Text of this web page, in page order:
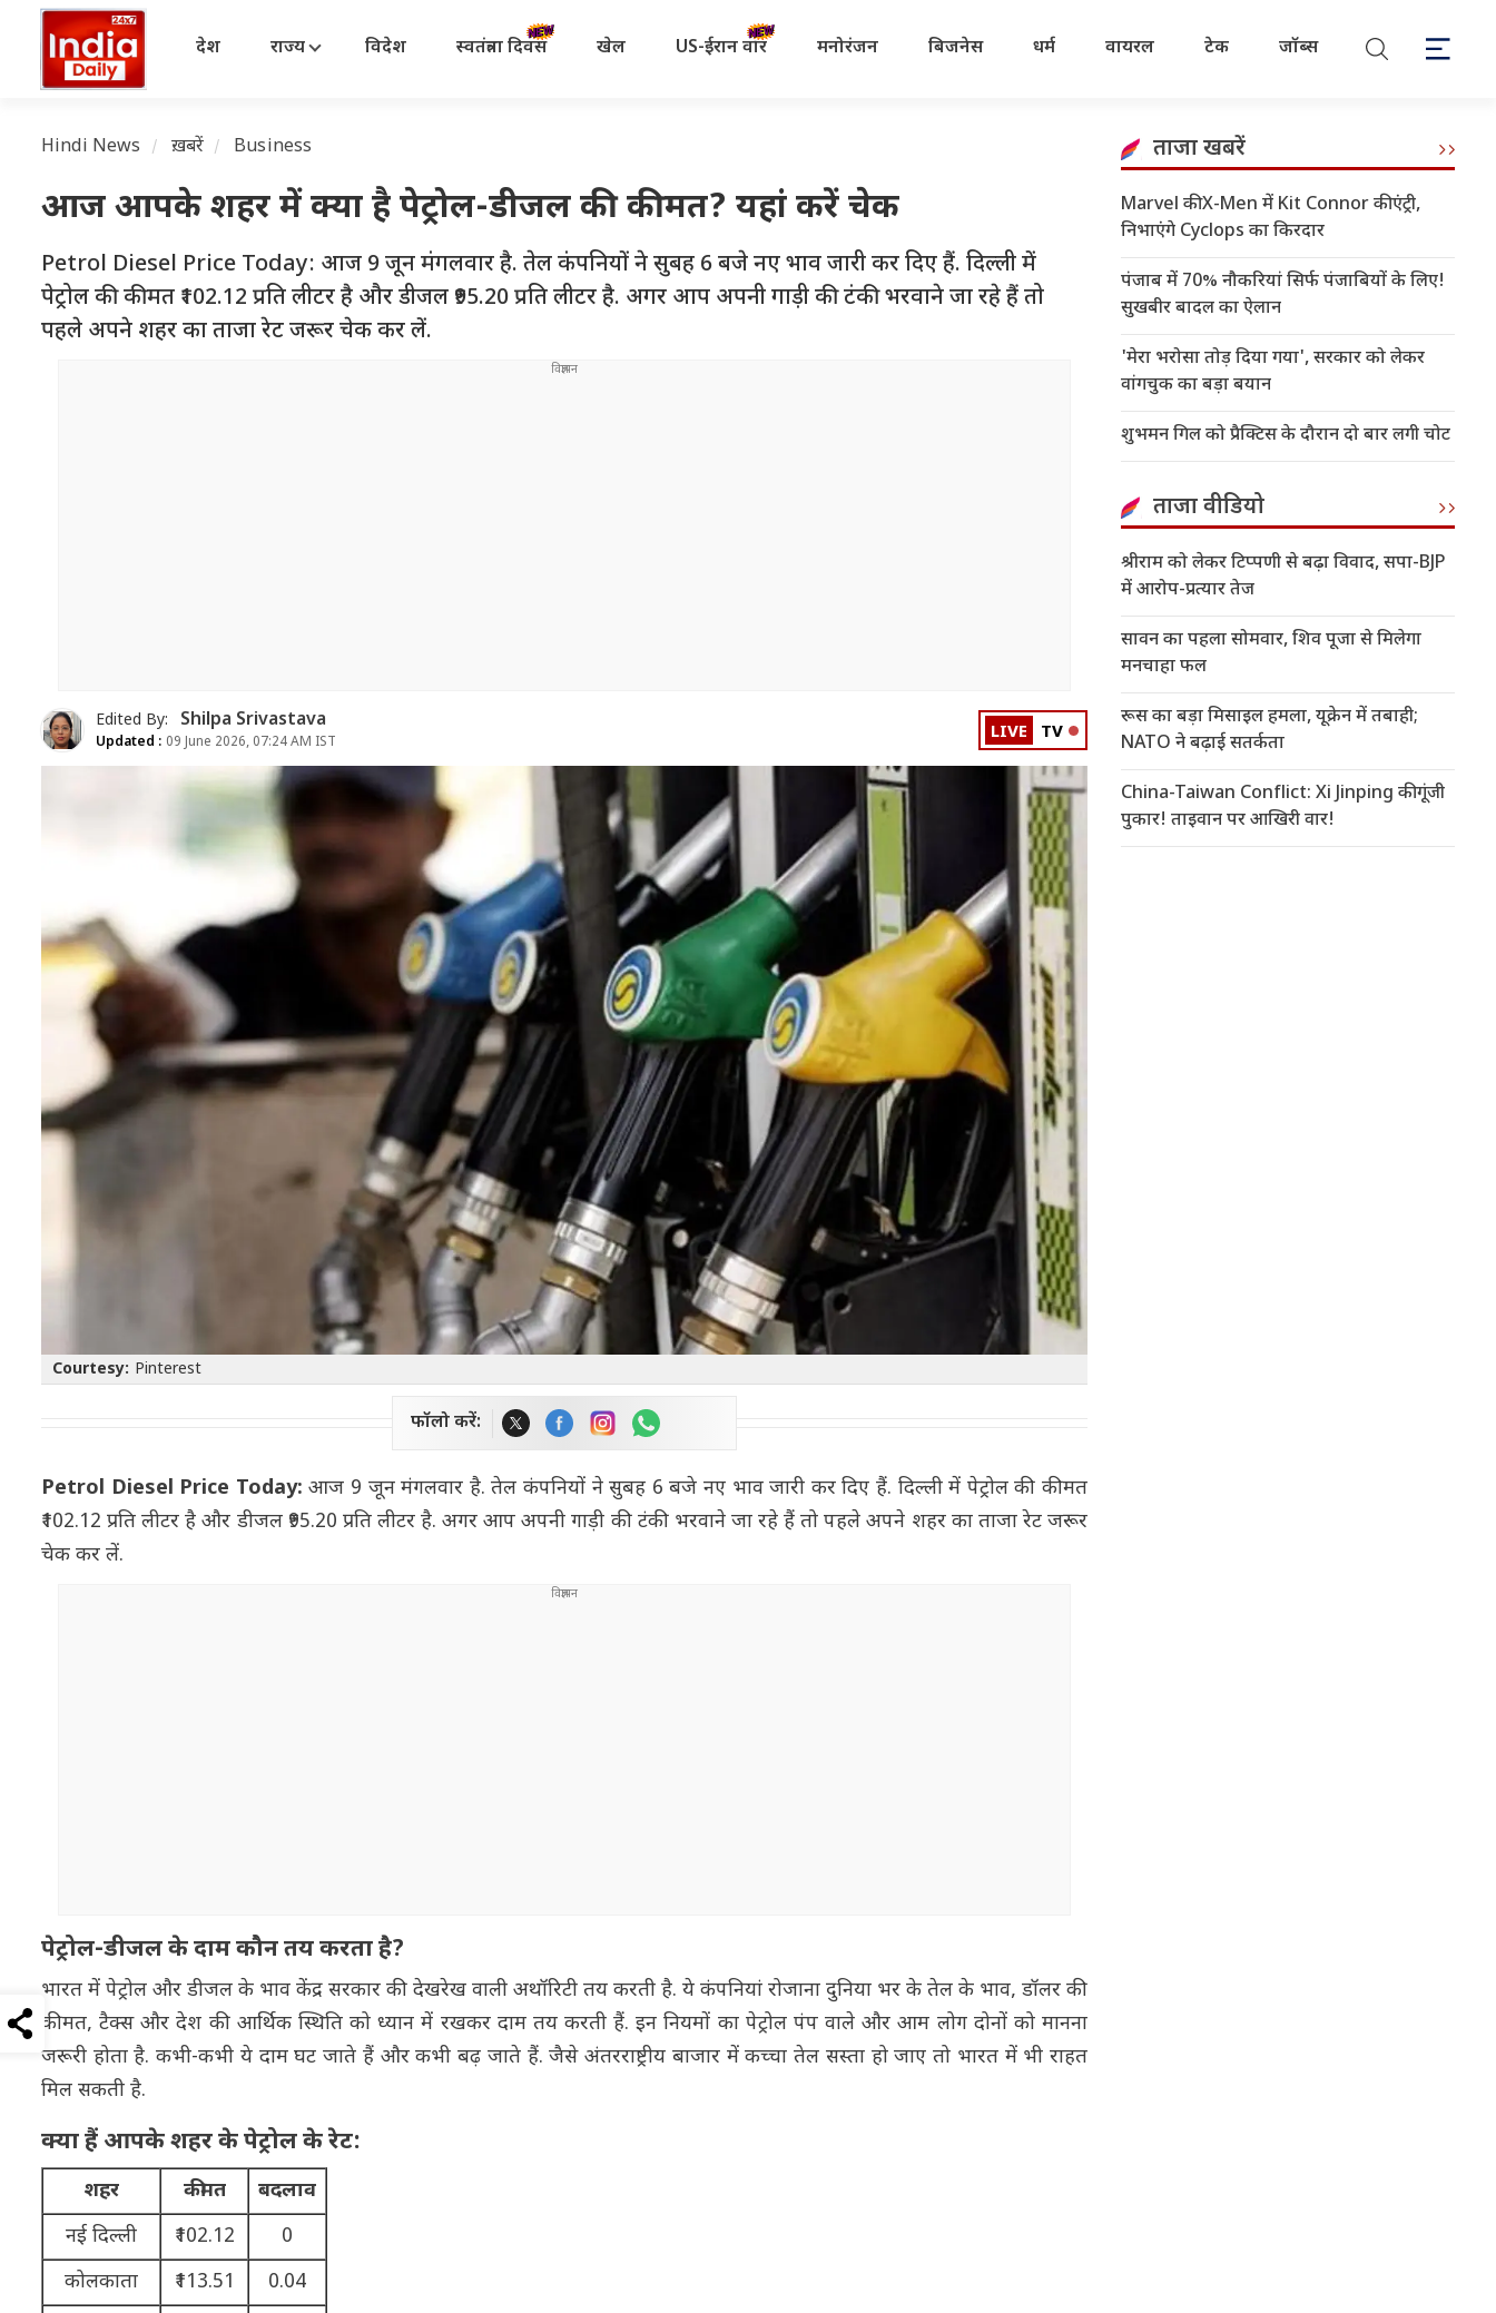
देश राज्य विदेश स्वतंत्रता दिवस खेल US-ईरान वॉर मनोरंजन बिजनेस धर्म वायरल टेक जॉब्स
Hindi News ख़बरें Business
आज आपके शहर में क्या है पेट्रोल-डीजल की कीमत? यहां करें चेक
Petrol Diesel Price Today: आज 9 जून मंगलवार है. तेल कंपनियों ने सुबह 6 बजे नए भाव जारी कर दिए हैं. दिल्ली में
पेट्रोल की कीमत ₹102.12 प्रति लीटर है और डीजल ₹95.20 प्रति लीटर है. अगर आप अपनी गाड़ी की टंकी भरवाने जा रहे हैं तो
पहले अपने शहर का ताजा रेट जरूर चेक कर लें.
Edited By: Shilpa Srivastava
Updated : 09 June 2026, 07:24 AM IST LIVE TV
Courtesy: Pinterest
फॉलो करें:
Petrol Diesel Price Today:आज 9 जून मंगलवार है. तेल कंपनियों ने सुबह 6 बजे नए भाव जारी कर दिए हैं. दिल्ली में पेट्रोल की कीमत
₹102.12 प्रति लीटर है और डीजल ₹95.20 प्रति लीटर है. अगर आप अपनी गाड़ी की टंकी भरवाने जा रहे हैं तो पहले अपने शहर का ताजा रेट जरूर
चेक कर लें.
पेट्रोल-डीजल के दाम कौन तय करता है?
भारत में पेट्रोल और डीजल के भाव केंद्र सरकार की देखरेख वाली अथॉरिटी तय करती है. ये कंपनियां रोजाना दुनिया भर के तेल के भाव, डॉलर की
कीमत, टैक्स और देश की आर्थिक स्थिति को ध्यान में रखकर दाम तय करती हैं. इन नियमों का पेट्रोल पंप वाले और आम लोग दोनों को मानना
जरूरी होता है. कभी-कभी ये दाम घट जाते हैं और कभी बढ़ जाते हैं. जैसे अंतरराष्ट्रीय बाजार में कच्चा तेल सस्ता हो जाए तो भारत में भी राहत
मिल सकती है.
क्या हैं आपके शहर के पेट्रोल के रेट:
शहर कीमत
बदलाव
नई दिल्ली
₹102.12
0
कोलकाता
₹113.51
0.04
ताजा खबरें
Marvel की X-Men में Kit Connor की एंट्री,
निभाएंगे Cyclops का किरदार
पंजाब में 70% नौकरियां सिर्फ पंजाबियों के लिए!
सुखबीर बादल का ऐलान
'मेरा भरोसा तोड़ दिया गया', सरकार को लेकर
वांगचुक का बड़ा बयान
शुभमन गिल को प्रैक्टिस के दौरान दो बार लगी चोट
ताजा वीडियो
श्रीराम को लेकर टिप्पणी से बढ़ा विवाद, सपा-BJP
में आरोप-प्रत्यार तेज
सावन का पहला सोमवार, शिव पूजा से मिलेगा
मनचाहा फल
रूस का बड़ा मिसाइल हमला, यूक्रेन में तबाही;
NATO ने बढ़ाई सतर्कता
China-Taiwan Conflict: Xi Jinping की गूंजी
पुकार! ताइवान पर आखिरी वार!